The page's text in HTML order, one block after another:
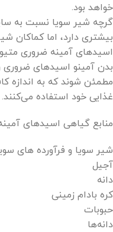
خواهد بود.
گرچه شیر سویا نسبت به
بیشتری دارد، اما کماکان
اسیدهای آمینه ضروری
بدن آمینو اسیدهای ضروری را
مطمئن شوند که به اندازه
غذایی خود استفاده می‌کنند.
منابع گیاهی اسیدهای آمینه
شیر سویا و فرآورده های
آجیل
دانه
کره بادام زمینی
حبوبات
دانه‌ها